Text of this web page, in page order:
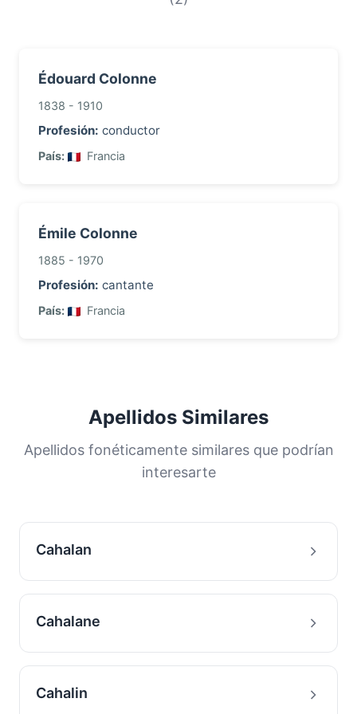
Édouard Colonne
1838 - 1910
Profesión: conductor
País: Francia
Émile Colonne
1885 - 1970
Profesión: cantante
País: Francia
Apellidos Similares
Apellidos fonéticamente similares que podrían
interesarte
Cahalan
Cahalane
Cahalin